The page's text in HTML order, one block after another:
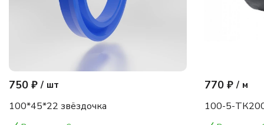
750 ₽ / шт
100*45*22 звёздочка
770 ₽ / м
100-5-